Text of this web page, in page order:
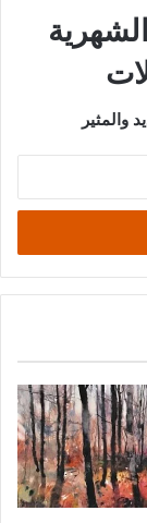
والمثير